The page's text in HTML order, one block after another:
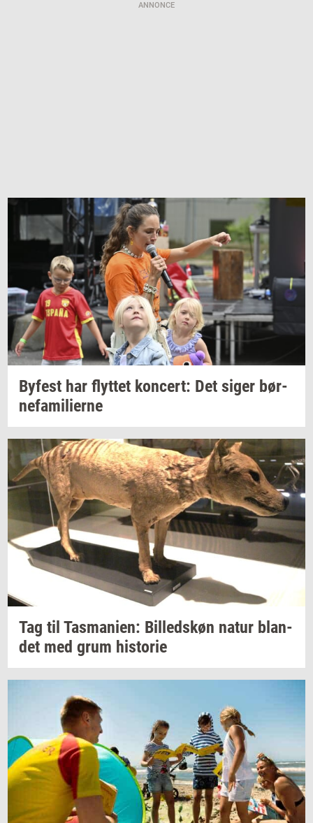
ANNONCE
By­fest har flyt­tet kon­cert: Det siger bør­
ne­fa­mi­li­er­ne
Tag til Tas­ma­ni­en: Bil­leds­køn natur blan­
det med grum hi­sto­rie